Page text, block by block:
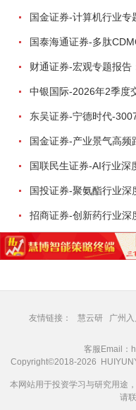
国金证券-计算机行业
国金证券-产业景气高
友情链接： 慧云研 广州入
客服Email：
Copyright©2018-2026
本网站用于投资学习与研究用途
请